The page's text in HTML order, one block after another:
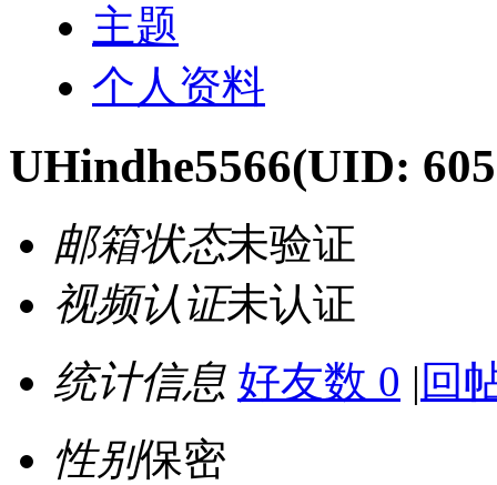
主题
个人资料
UHindhe5566(UID:
邮箱状态未验证
视频认证未认证
统计信息 好友数 0 | 回
性别保密